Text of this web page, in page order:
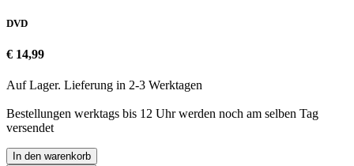
DVD
€ 14,99
Auf Lager. Lieferung in 2-3 Werktagen
Bestellungen werktags bis 12 Uhr werden noch am selben Tag
versendet
In den warenkorb